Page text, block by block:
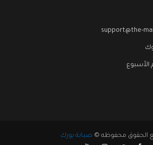
support@the-
الأسبوع
الحقوق محفوظه © صيانة يورك